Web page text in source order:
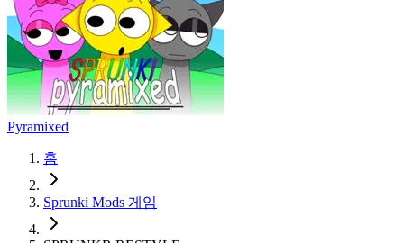
Pyramixed
홈
Sprunki Mods 게임